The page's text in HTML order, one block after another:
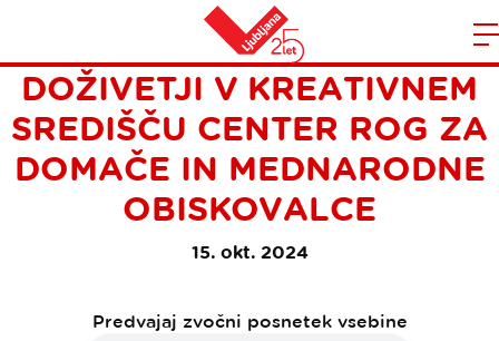
Domov
IZDELAJTE SI SAMI: NOVI
DOŽIVETJI V KREATIVNEM
SREDIŠČU CENTER ROG ZA
DOMAČE IN MEDNARODNE
OBISKOVALCE
15. okt. 2024
Predvajaj zvočni posnetek vsebine